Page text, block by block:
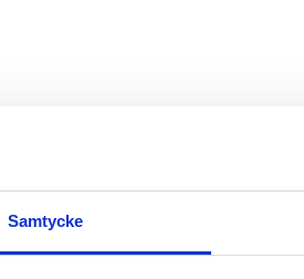
Samtycke